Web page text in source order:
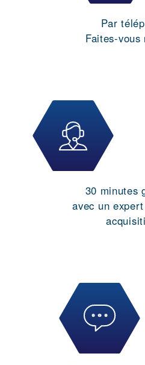
Par
Faites-vous
30 minutes
avec un